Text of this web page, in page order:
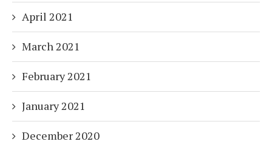
April 2021
March 2021
February 2021
January 2021
December 2020